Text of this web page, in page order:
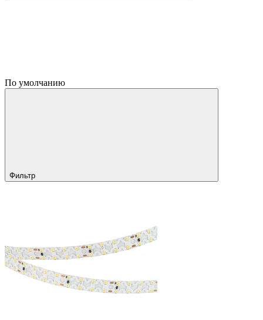
По умолчанию
Фильтр